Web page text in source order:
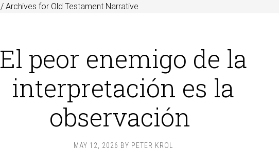
/ Archives for Old Testament Narrative
El peor enemigo de la
interpretación es la
observación
MAY 12, 2026 BY PETER KROL